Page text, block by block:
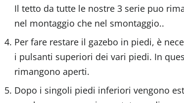
Il tetto da tutte le nostre 3 serie puo
nel montaggio che nel smontaggio..
Per fare restare il gazebo in piedi, è
i pulsanti superiori dei vari piedi. In
rimangono aperti.
Dopo i singoli piedi inferiori vengono